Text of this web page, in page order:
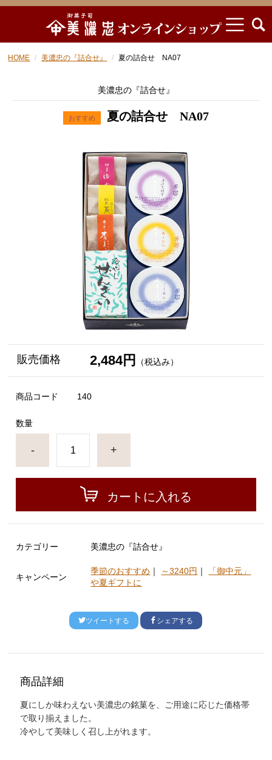
HOME 美濃忠の『詰合せ』 夏の詰合せ NA07
美濃忠の『詰合せ』
夏の詰合せ NA07
販売価格 2,484円 （税込み）
商品コード 140
数量
- +
カートに入れる
カテゴリー 美濃忠の『詰合せ』
キャンペーン
季節のおすすめ ｜ ～3240円 ｜
「御中元」
や夏ギフトに
ツイートする シェアする
商品詳細
夏にしか味わえない美濃忠の銘菓を、ご用途に応じた価格帯
で取り揃えました。
冷やして美味しく召し上がれます。